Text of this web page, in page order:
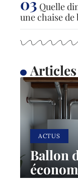
Quelle
une chaise de
ACTUS
Ballon